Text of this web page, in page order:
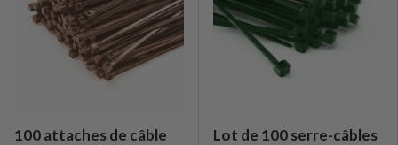
100 attaches de câble
Lot de 100 serre-câbles